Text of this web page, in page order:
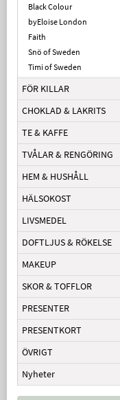
Black Colour
byEloise London
Faith
Snö of Sweden
Timi of Sweden
FÖR KILLAR
CHOKLAD & LAKRITS
TE & KAFFE
TVÅLAR & RENGÖRING
HEM & HUSHÅLL
HÄLSOKOST
LIVSMEDEL
DOFTLJUS & RÖKELSE
MAKEUP
SKOR & TOFFLOR
PRESENTER
PRESENTKORT
ÖVRIGT
Nyheter